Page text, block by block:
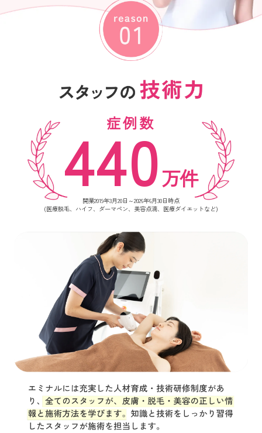
症例数
440万件
開業2019年3月20日～2026年6月30日時点
(医療脱毛、ハイフ、ダーマペン、美容点滴、医療ダイエットなど)